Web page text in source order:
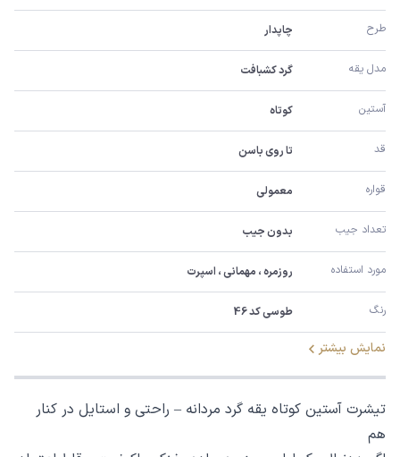
طرح چاپدار
مدل یقه گرد کشبافت
آستین کوتاه
قد تا روی باسن
قواره معمولی
تعداد جیب بدون جیب
مورد استفاده روزمره ، مهمانی ، اسپرت
رنگ طوسی کد 46
نمایش بیشتر
تیشرت آستین کوتاه یقه گرد مردانه – راحتی و استایل در کنار
هم